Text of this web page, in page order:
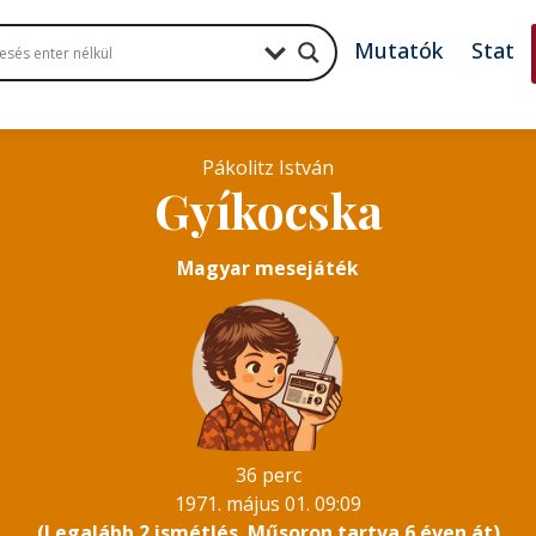
Mutatók Stat
Pákolitz István
Gyíkocska
Magyar mesejáték
36 perc
1971. május 01. 09:09